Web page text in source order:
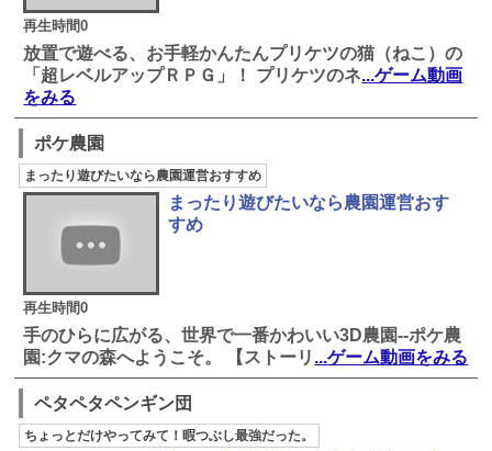
再生時間0
放置で遊べる、お手軽かんたんプリケツの猫（ねこ）の
「超レベルアップＲＰＧ」！ プリケツのネ...ゲーム動画
をみる
ポケ農園
まったり遊びたいなら農園運営おすすめ
再生時間0
まったり遊びたいなら農園運営おす
すめ
手のひらに広がる、世界で一番かわいい3D農園--ポケ農
園:クマの森へようこそ。 【ストーリ ...ゲーム動画をみる
ペタペタペンギン団
ちょっとだけやってみて！暇つぶし最強だった。